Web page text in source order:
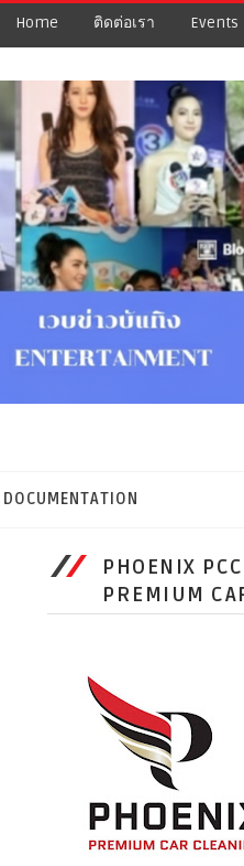
Home ติดต่อเรา Events
DOCUMENTATION
PHOENIX
PREMIUM